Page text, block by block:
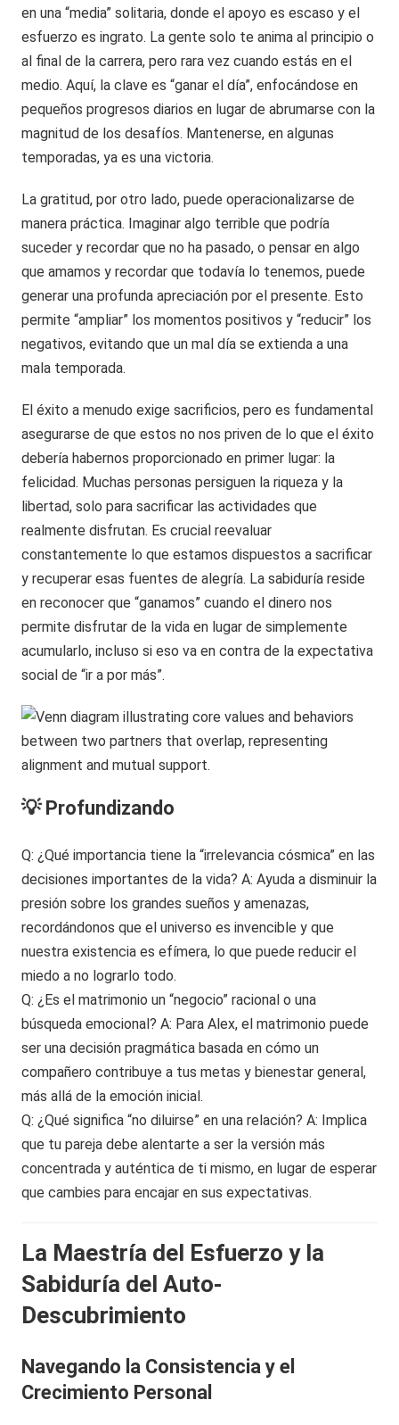
en una “media” solitaria, donde el apoyo es escaso y el
esfuerzo es ingrato. La gente solo te anima al principio o
al final de la carrera, pero rara vez cuando estás en el
medio. Aquí, la clave es “ganar el día”, enfocándose en
pequeños progresos diarios en lugar de abrumarse con la
magnitud de los desafíos. Mantenerse, en algunas
temporadas, ya es una victoria.
La gratitud, por otro lado, puede operacionalizarse de
manera práctica. Imaginar algo terrible que podría
suceder y recordar que no ha pasado, o pensar en algo
que amamos y recordar que todavía lo tenemos, puede
generar una profunda apreciación por el presente. Esto
permite “ampliar” los momentos positivos y “reducir” los
negativos, evitando que un mal día se extienda a una
mala temporada.
El éxito a menudo exige sacrificios, pero es fundamental
asegurarse de que estos no nos priven de lo que el éxito
debería habernos proporcionado en primer lugar: la
felicidad. Muchas personas persiguen la riqueza y la
libertad, solo para sacrificar las actividades que
realmente disfrutan. Es crucial reevaluar
constantemente lo que estamos dispuestos a sacrificar
y recuperar esas fuentes de alegría. La sabiduría reside
en reconocer que “ganamos” cuando el dinero nos
permite disfrutar de la vida en lugar de simplemente
acumularlo, incluso si eso va en contra de la expectativa
social de “ir a por más”.
💡 Profundizando
Q: ¿Qué importancia tiene la “irrelevancia cósmica” en las
decisiones importantes de la vida? A: Ayuda a disminuir la
presión sobre los grandes sueños y amenazas,
recordándonos que el universo es invencible y que
nuestra existencia es efímera, lo que puede reducir el
miedo a no lograrlo todo.
Q: ¿Es el matrimonio un “negocio” racional o una
búsqueda emocional? A: Para Alex, el matrimonio puede
ser una decisión pragmática basada en cómo un
compañero contribuye a tus metas y bienestar general,
más allá de la emoción inicial.
Q: ¿Qué significa “no diluirse” en una relación? A: Implica
que tu pareja debe alentarte a ser la versión más
concentrada y auténtica de ti mismo, en lugar de esperar
que cambies para encajar en sus expectativas.
La Maestría del Esfuerzo y la
Sabiduría del Auto-
Descubrimiento
Navegando la Consistencia y el
Crecimiento Personal